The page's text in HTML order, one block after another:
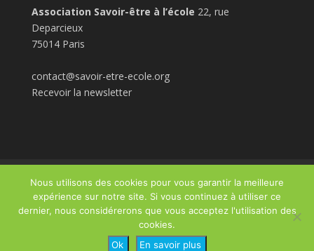
Association Savoir-être à l’école 22, rue
Deparcieux
75014 Paris
contact@savoir-etre-ecole.org
Recevoir la newsletter
Politique relative aux cookies
Politique de confidentialité des données
© Savoir-Être à l'École - Un site conçu avec <3 par Action
Studio
Nous utilisons des cookies pour vous garantir la meilleure
expérience sur notre site. Si vous continuez à utiliser ce
dernier, nous considérerons que vous acceptez l'utilisation des
cookies.
Ok
En savoir plus